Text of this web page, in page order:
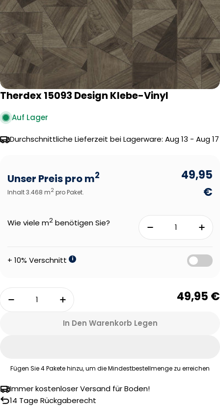
Therdex 15093 Design Klebe-Vinyl
Auf Lager
Durchschnittliche Lieferzeit bei Lagerware: Aug 13 - Aug 17
Unser Preis pro m2
Inhalt 3.468 m2 pro Paket.
49,95
€
Wie viele m2 benötigen Sie?
+ 10% Verschnitt i
49,95 €
Menge
Menge Für Therdex 15093 Design Klebe-Vinyl
Menge Für Therdex 15093 Design
In Den Warenkorb Legen
Fügen Sie4Pakete hinzu, um die Mindestbestellmenge zu erreichen
Immer kostenloser Versand für Boden!
14 Tage Rückgaberecht
Eine Frage stellen